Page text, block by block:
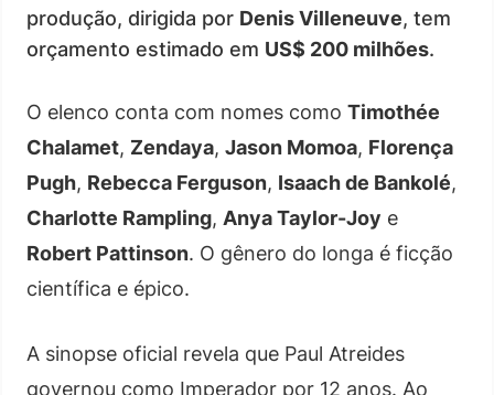
produção, dirigida por Denis Villeneuve, tem
orçamento estimado em US$ 200 milhões.
O elenco conta com nomes como Timothée
Chalamet, Zendaya, Jason Momoa, Florença
Pugh, Rebecca Ferguson, Isaach de Bankolé,
Charlotte Rampling, Anya Taylor-Joy e
Robert Pattinson. O gênero do longa é ficção
científica e épico.
A sinopse oficial revela que Paul Atreides
governou como Imperador por 12 anos. Ao